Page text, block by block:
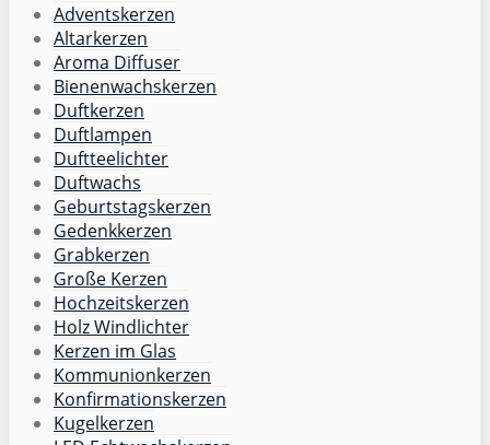
Adventskerzen
Altarkerzen
Aroma Diffuser
Bienenwachskerzen
Duftkerzen
Duftlampen
Duftteelichter
Duftwachs
Geburtstagskerzen
Gedenkkerzen
Grabkerzen
Große Kerzen
Hochzeitskerzen
Holz Windlichter
Kerzen im Glas
Kommunionkerzen
Konfirmationskerzen
Kugelkerzen